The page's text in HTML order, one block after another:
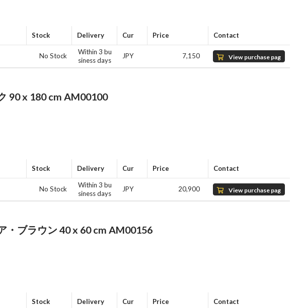
Stock Delivery Cur Price Contact
No Stock
Within 3 bu
siness days
JPY 7,150
View purchase pag
e
90 x 180 cm AM00100
Stock Delivery Cur Price Contact
No Stock
Within 3 bu
siness days
JPY 20,900
View purchase pag
e
・ブラウン 40 x 60 cm AM00156
Stock Delivery Cur Price Contact